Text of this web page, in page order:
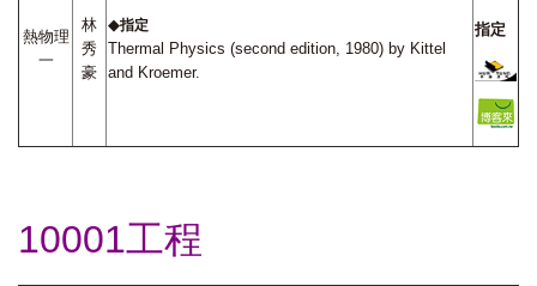
熱物理
一
林
秀
豪
◆指定
Thermal Physics (second edition, 1980) by Kittel
and Kroemer.
指定
10001工程